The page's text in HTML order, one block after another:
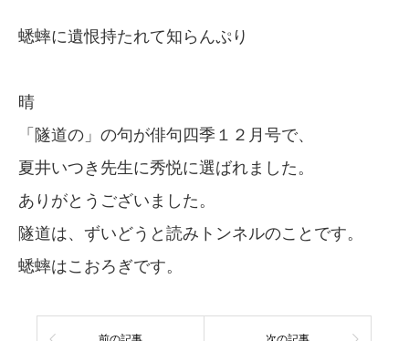
蟋蟀に遺恨持たれて知らんぷり
晴
「隧道の」の句が俳句四季１２月号で、
夏井いつき先生に秀悦に選ばれました。
ありがとうございました。
隧道は、ずいどうと読みトンネルのことです。
蟋蟀はこおろぎです。